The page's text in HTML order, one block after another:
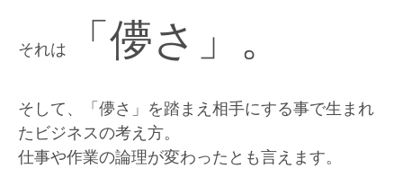
それは 「儚さ」。
そして、「儚さ」を踏まえ相手にする事で生まれ
たビジネスの考え方。
仕事や作業の論理が変わったとも言えます。